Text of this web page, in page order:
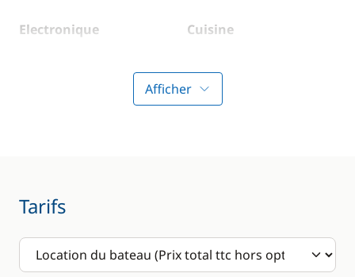
Electronique
Cuisine
Ice Maker
éléctrique
Afficher
Tarifs